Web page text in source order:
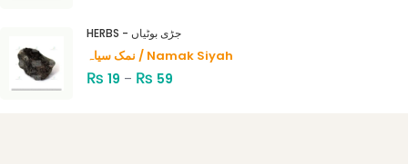
HERBS - جڑی بوٹیاں
نمک سیاہ / Namak Siyah
₨ 19 – ₨ 59